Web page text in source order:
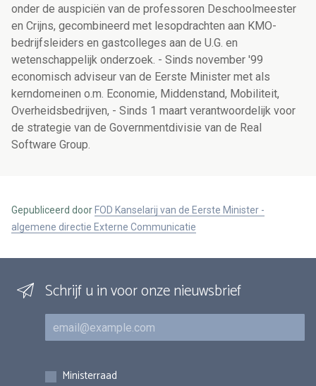
onder de auspiciën van de professoren Deschoolmeester
en Crijns, gecombineerd met lesopdrachten aan KMO-
bedrijfsleiders en gastcolleges aan de U.G. en
wetenschappelijk onderzoek. - Sinds november '99
economisch adviseur van de Eerste Minister met als
kerndomeinen o.m. Economie, Middenstand, Mobiliteit,
Overheidsbedrijven, - Sinds 1 maart verantwoordelijk voor
de strategie van de Governmentdivisie van de Real
Software Group.
Gepubliceerd door FOD Kanselarij van de Eerste Minister -
algemene directie Externe Communicatie
Schrijf u in voor onze nieuwsbrief
E-mail
Inschrijvingen
Ministerraad